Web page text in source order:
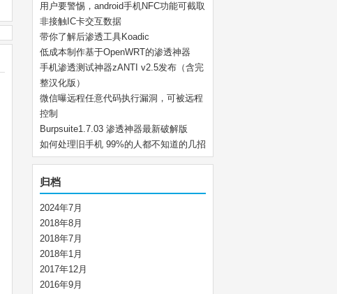
用户要警惕，android手机NFC功能可截取
非接触IC卡交互数据
带你了解后渗透工具Koadic
低成本制作基于OpenWRT的渗透神器
手机渗透测试神器zANTI v2.5发布（含完
整汉化版）
微信曝远程任意代码执行漏洞，可被远程
控制
Burpsuite1.7.03 渗透神器最新破解版
如何处理旧手机 99%的人都不知道的几招
归档
2024年7月
2018年8月
2018年7月
2018年1月
2017年12月
2016年9月